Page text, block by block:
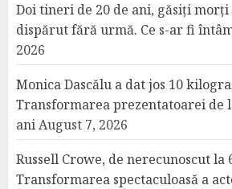
Doi tineri de 20 de ani, găsiți morți
dispărut fără urmă. Ce s-ar fi
2026
Monica Dascălu a dat jos 10
Transformarea prezentatoarei de
aniAugust 7, 2026
Russell Crowe, de nerecunoscut la
Transformarea spectaculoasă a